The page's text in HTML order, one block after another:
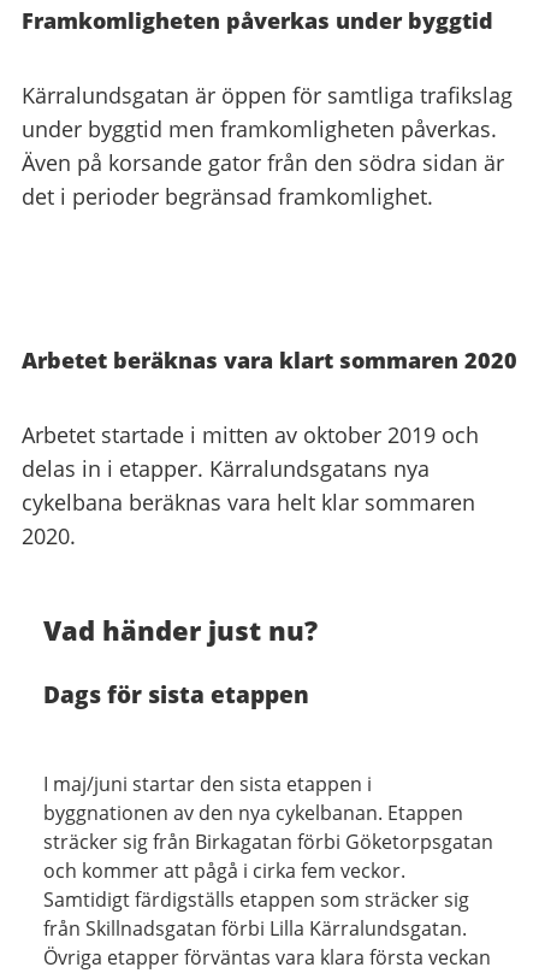
Framkomligheten påverkas under byggtid
Kärralundsgatan är öppen för samtliga trafikslag
under byggtid men framkomligheten påverkas.
Även på korsande gator från den södra sidan är
det i perioder begränsad framkomlighet.
Arbetet beräknas vara klart sommaren 2020
Arbetet startade i mitten av oktober 2019 och
delas in i etapper. Kärralundsgatans nya
cykelbana beräknas vara helt klar sommaren
2020.
Vad händer just nu?
Dags för sista etappen
I maj/juni startar den sista etappen i
byggnationen av den nya cykelbanan. Etappen
sträcker sig från Birkagatan förbi Göketorpsgatan
och kommer att pågå i cirka fem veckor.
Samtidigt färdigställs etappen som sträcker sig
från Skillnadsgatan förbi Lilla Kärralundsgatan.
Övriga etapper förväntas vara klara första veckan